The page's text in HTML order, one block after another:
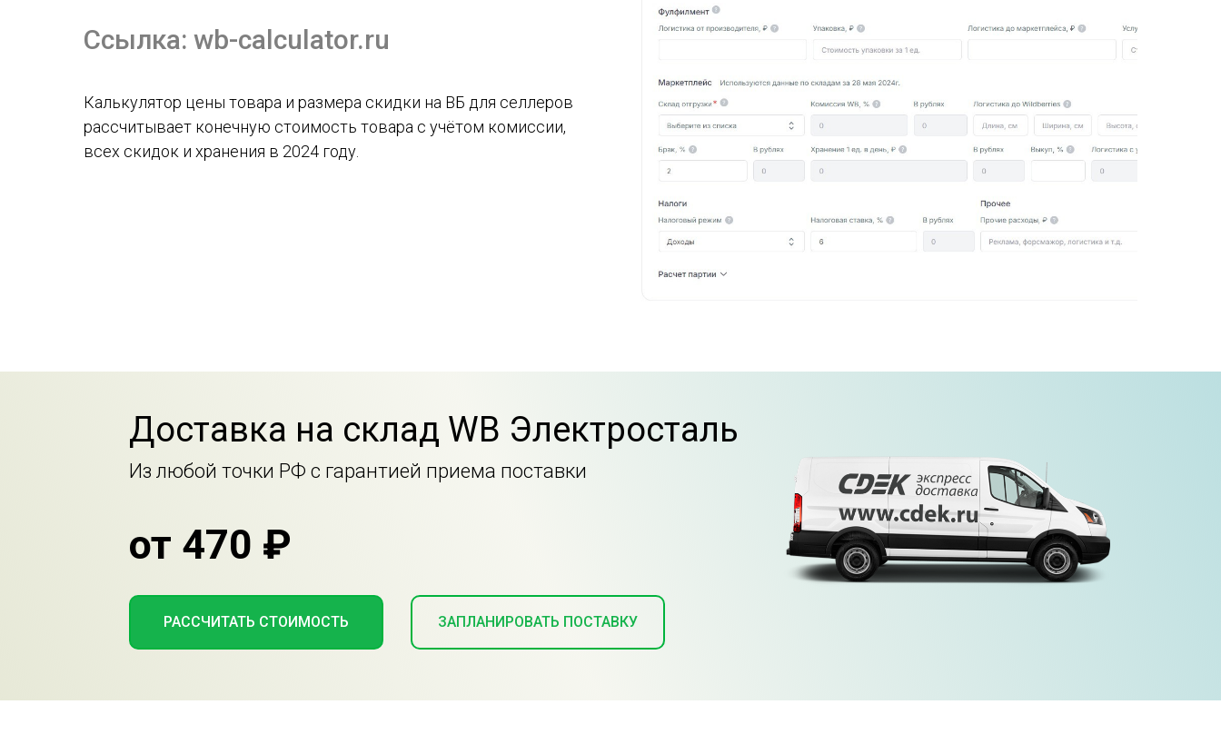
Ссылка: wb-calculator.ru
Калькулятор цены товара и размера скидки на ВБ для селлеров
рассчитывает конечную стоимость товара с учётом комиссии,
всех скидок и хранения в 2024 году.
Доставка на склад WB Электросталь
Из любой точки РФ с гарантией приема поставки
РАССЧИТАТЬ СТОИМОСТЬ ЗАПЛАНИРОВАТЬ ПОСТАВКУ
от 470 ₽